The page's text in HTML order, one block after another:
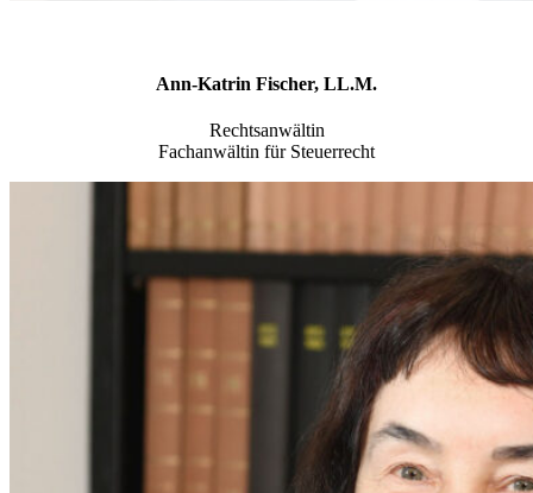
Ann-Katrin Fischer, LL.M.
Rechtsanwältin
Fachanwältin für Steuerrecht